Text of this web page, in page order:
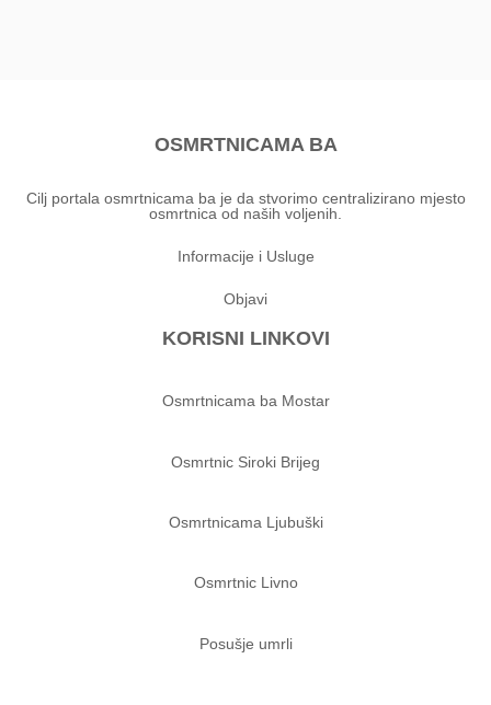
OSMRTNICAMA BA
Cilj portala osmrtnicama ba je da stvorimo centralizirano mjesto
osmrtnica od naših voljenih.
Informacije i Usluge
Objavi
KORISNI LINKOVI
Osmrtnicama ba Mostar
Osmrtnic Siroki Brijeg
Osmrtnicama Ljubuški
Osmrtnic Livno
Posušje umrli